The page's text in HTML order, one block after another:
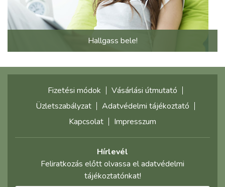
Hallgass bele!
Fizetési módok
Vásárlási útmutató
Üzletszabályzat
Adatvédelmi tájékoztató
Kapcsolat
Impresszum
Hírlevél
Feliratkozás előtt olvassa el adatvédelmi
tájékoztatónkat!